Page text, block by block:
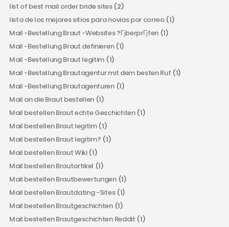
list of best mail order bride sites(2)
lista de los mejores sitios para novias por correo(1)
Mail -Bestellung Braut -Websites ?ГјberprГјfen(1)
Mail -Bestellung Braut definieren(1)
Mail -Bestellung Braut legitim (1)
Mail -Bestellung Brautagentur mit dem besten Ruf (1)
Mail -Bestellung Brautagenturen(1)
Mail an die Braut bestellen (1)
Mail bestellen Braut echte Geschichten(1)
Mail bestellen Braut legitim(1)
Mail bestellen Braut legitim? (1)
Mail bestellen Braut Wiki(1)
Mail bestellen Brautartikel (1)
Mail bestellen Brautbewertungen(1)
Mail bestellen Brautdating -Sites(1)
Mail bestellen Brautgeschichten(1)
Mail bestellen Brautgeschichten Reddit (1)